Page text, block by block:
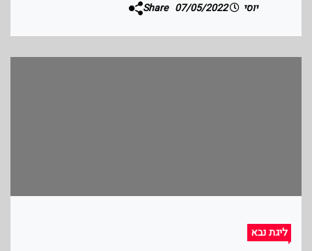
יוסי 07/05/2022
Share
ליגת נבא